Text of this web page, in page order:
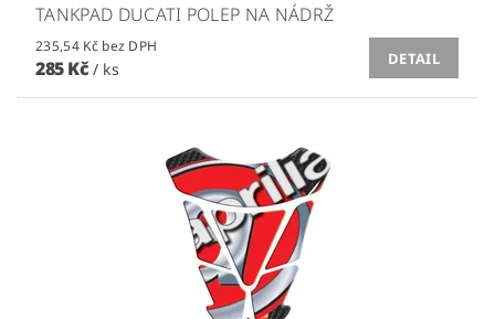
TANKPAD DUCATI POLEP NA NÁDRŽ
235,54 Kč bez DPH
285 Kč / ks
DETAIL